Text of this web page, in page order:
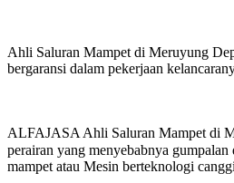
Ahli Saluran Mampet di Meruyung
bergaransi dalam pekerjaan
ALFAJASA Ahli Saluran Mampet di
perairan yang menyebabnya
mampet atau Mesin berteknologi